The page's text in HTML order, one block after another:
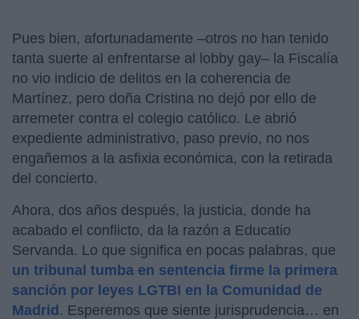
Pues bien, afortunadamente –otros no han tenido
tanta suerte al enfrentarse al lobby gay– la Fiscalía
no vio indicio de delitos en la coherencia de
Martínez, pero doña Cristina no dejó por ello de
arremeter contra el colegio católico. Le abrió
expediente administrativo, paso previo, no nos
engañemos a la asfixia económica, con la retirada
del concierto.
Ahora, dos años después, la justicia, donde ha
acabado el conflicto, da la razón a Educatio
Servanda. Lo que significa en pocas palabras, que
un tribunal tumba en sentencia firme la primera
sanción por leyes LGTBI en la Comunidad de
Madrid. Esperemos que siente jurisprudencia… en